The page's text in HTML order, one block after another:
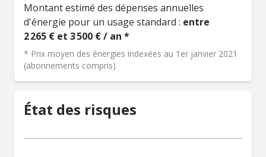
Montant estimé des dépenses annuelles
d'énergie pour un usage standard : entre
2 265 € et 3 500 € / an *
* Prix moyen des énergies indexées au 1er janvier 2021
(abonnements compris)
État des risques